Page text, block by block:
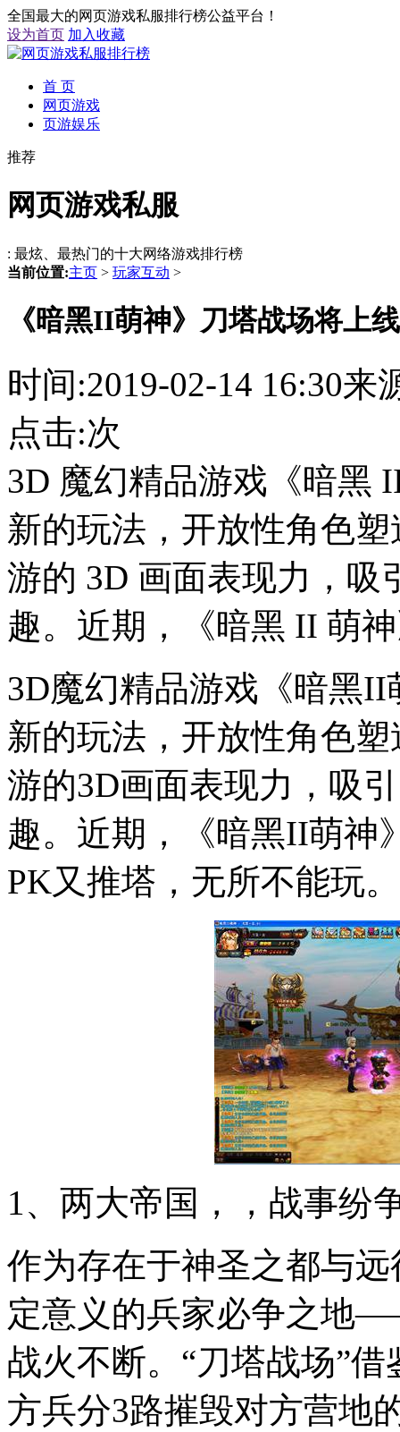
全国最大的网页游戏私服排行榜公益平台！
设为首页 加入收藏
首 页
网页游戏
页游娱乐
推荐
网页游戏私服
: 最炫、最热门的十大网络游戏排行榜
当前位置:主页 > 玩家互动 >
《暗黑II萌神》刀塔战场将上
时间:2019-02-14 16:30
点击:次
3D 魔幻精品游戏《暗黑
新的玩法，开放性角色
游的 3D 画面表现力，吸
趣。近期，《暗黑 II 萌
3D魔幻精品游戏《暗黑II
新的玩法，开放性角色
游的3D画面表现力，吸
趣。近期，《暗黑II萌神
PK又推塔，无所不能玩。
1、两大帝国，，战事纷
作为存在于神圣之都与
定意义的兵家必争之地
战火不断。“刀塔战场”
方兵分3路摧毁对方营地